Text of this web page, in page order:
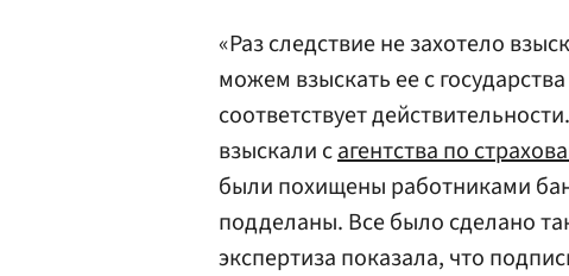
«Раз следствие не захотело
можем взыскать ее с
соответствует
взыскали сагентства по
были похищены работниками
подделаны. Все было сделано
экспертиза показала, что